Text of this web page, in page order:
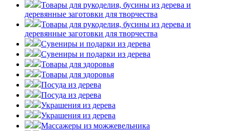
Товары для рукоделия, бусины из дерева и
деревянные заготовки для творчества
Товары для рукоделия, бусины из дерева и
деревянные заготовки для творчества
Сувениры и подарки из дерева
Сувениры и подарки из дерева
Товары для здоровья
Товары для здоровья
Посуда из дерева
Посуда из дерева
Украшения из дерева
Украшения из дерева
Массажеры из можжевельника